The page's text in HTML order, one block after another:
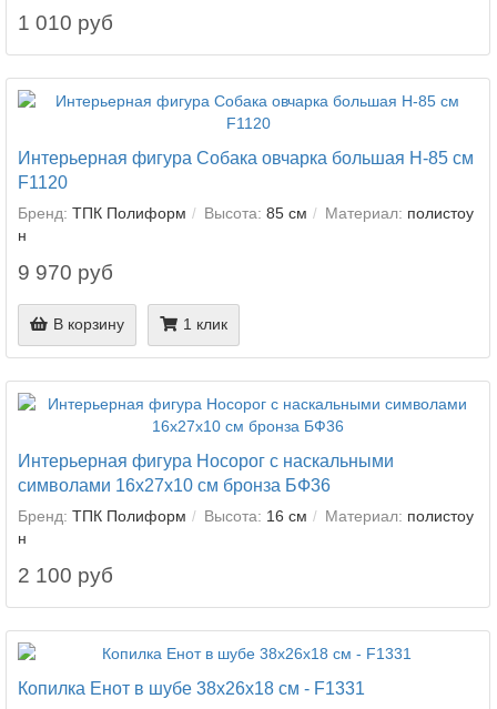
1 010 руб
Интерьерная фигура Собака овчарка большая Н-85 см
F1120
Бренд: ТПК Полиформ Высота: 85 см Материал: полистоу
н
9 970 руб
В корзину 1 клик
Интерьерная фигура Носорог с наскальными
символами 16х27х10 см бронза БФ36
Бренд: ТПК Полиформ Высота: 16 см Материал: полистоу
н
2 100 руб
Копилка Енот в шубе 38х26х18 см - F1331